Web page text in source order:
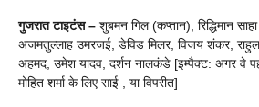
गुजरात टाइटंस – शुबमन गिल (कप्तान), रिद्धिमान
अजमतुल्लाह उमरजई, डेविड मिलर, विजय शंकर, राहुल
अहमद, उमेश यादव, दर्शन नालकंडे [इम्पैक्ट: अगर वे
मोहित शर्मा के लिए साई , या विपरीत]